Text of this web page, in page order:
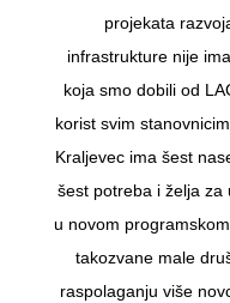
projekata
infrastrukture nije
koja smo dobili od
korist svim
Kraljevec ima šest
šest potreba i želja za
u novom
takozvane male
raspolaganju više